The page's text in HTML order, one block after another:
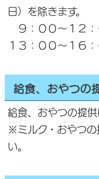
日）を除きます。
９：００～１２：
１３：００～１６：
給食、おやつの
給食、おやつの提供
※ミルク・おやつの
い。